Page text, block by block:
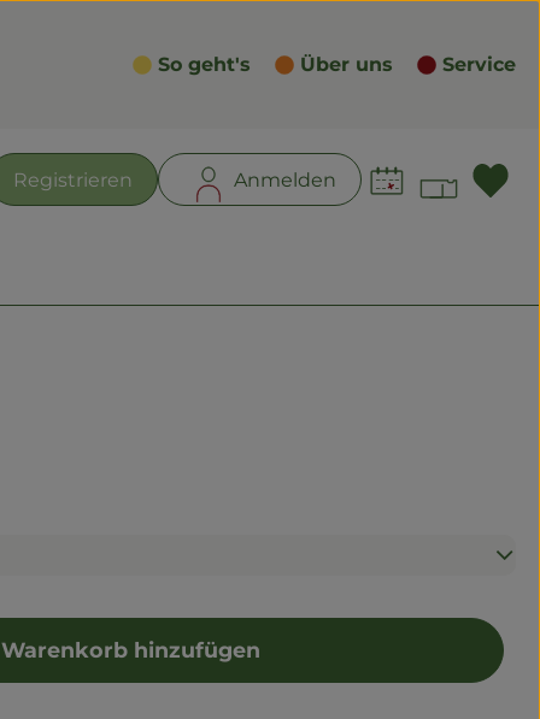
So geht's Über uns Service
Registrieren Anmelden
hinzufügen
Kiste zum Warenkorb hinzufügen